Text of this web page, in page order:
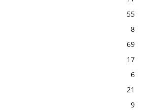
55
8
69
17
6
21
9